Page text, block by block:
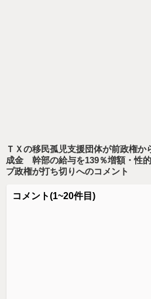
ＴＸの移民孤児支援団体が前政権
成金 幹部の給与を139％増額・性
プ政権が打ち切りへのコメント
コメント(1~20件目)